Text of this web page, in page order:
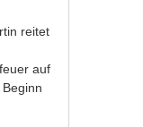
reitet
auf